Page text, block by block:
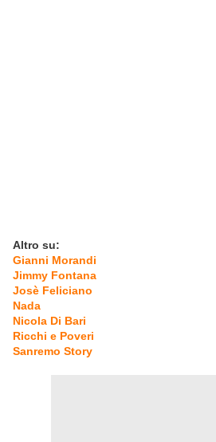
Altro su:
Gianni Morandi
Jimmy Fontana
Josè Feliciano
Nada
Nicola Di Bari
Ricchi e Poveri
Sanremo Story